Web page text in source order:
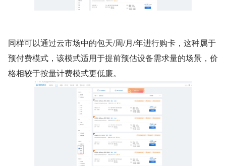
同样可以通过云市场中的包天/周/月/年进行购卡，这种属于
预付费模式，该模式适用于提前预估设备需求量的场景，价
格相较于按量计费模式更低廉。